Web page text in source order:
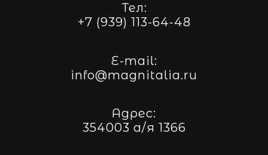
Тел:
+7 (939) 113-64-48
E-mail:
info@magnitalia.ru
Адрес:
354003 а/я 1366